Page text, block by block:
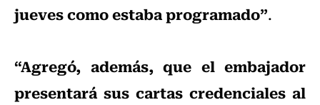
jueves como estaba programado”.
“Agregó, además, que el embajador
presentará sus cartas credenciales al